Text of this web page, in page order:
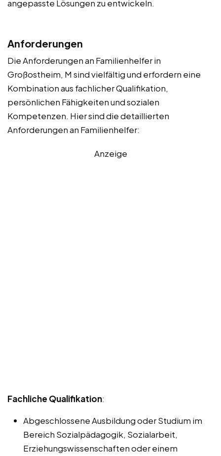
angepasste Lösungen zu entwickeln.
Anforderungen
Die Anforderungen an Familienhelfer in
Großostheim, M sind vielfältig und erfordern eine
Kombination aus fachlicher Qualifikation,
persönlichen Fähigkeiten und sozialen
Kompetenzen. Hier sind die detaillierten
Anforderungen an Familienhelfer:
Anzeige
Fachliche Qualifikation:
Abgeschlossene Ausbildung oder Studium im
Bereich Sozialpädagogik, Sozialarbeit,
Erziehungswissenschaften oder einem